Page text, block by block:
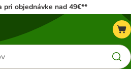
pri objednávke nad 49€**